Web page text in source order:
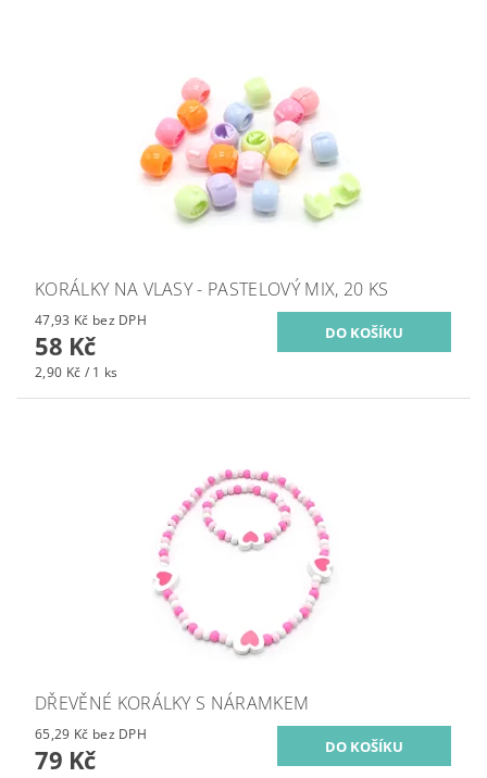
KORÁLKY NA VLASY - PASTELOVÝ MIX, 20 KS
47,93 Kč bez DPH
58 Kč
2,90 Kč / 1 ks
DŘEVĚNÉ KORÁLKY S NÁRAMKEM
65,29 Kč bez DPH
79 Kč